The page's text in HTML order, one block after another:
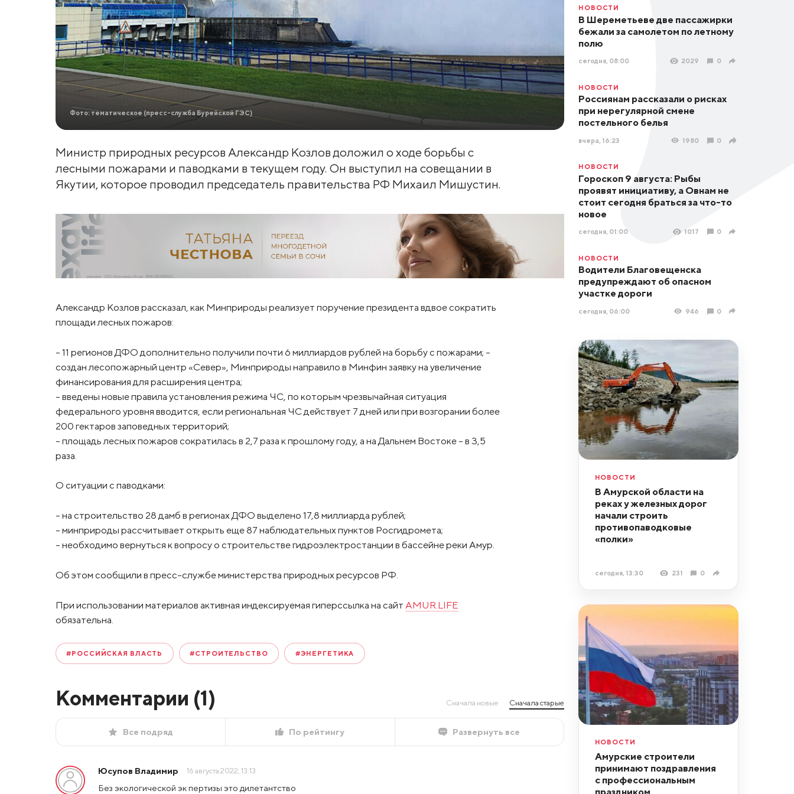
Фото: тематическое (пресс-служба Бурейской ГЭС)
Министр природных ресурсов Александр Козлов доложил о ходе борьбы с
лесными пожарами и паводками в текущем году. Он выступил на совещании в
Якутии, которое проводил председатель правительства РФ Михаил Мишустин.
Александр Козлов рассказал, как Минприроды реализует поручение президента вдвое сократить
площади лесных пожаров:
– 11 регионов ДФО дополнительно получили почти 6 миллиардов рублей на борьбу с пожарами; –
создан лесопожарный центр «Север», Минприроды направило в Минфин заявку на увеличение
финансирования для расширения центра;
– введены новые правила установления режима ЧС, по которым чрезвычайная ситуация
федерального уровня вводится, если региональная ЧС действует 7 дней или при возгорании более
200 гектаров заповедных территорий;
– площадь лесных пожаров сократилась в 2,7 раза к прошлому году, а на Дальнем Востоке – в 3,5
раза.
О ситуации с паводками:
– на строительство 28 дамб в регионах ДФО выделено 17,8 миллиарда рублей;
– минприроды рассчитывает открыть еще 87 наблюдательных пунктов Росгидромета;
– необходимо вернуться к вопросу о строительстве гидроэлектростанции в бассейне реки Амур.
Об этом сообщили в пресс-службе министерства природных ресурсов РФ.
При использовании материалов активная индексируемая гиперссылка на сайт AMUR.LIFE
обязательна.
#РОССИЙСКАЯ ВЛАСТЬ #СТРОИТЕЛЬСТВО #ЭНЕРГЕТИКА
Комментарии (1) Сначала новые Сначала старые
Все подряд По рейтингу Развернуть все
Юсупов Владимир 16 августа 2022, 13:13
Без экологической эк пертизы это дилетантство
НОВОСТИ
В Шереметьеве две пассажирки
бежали за самолетом по летному
полю
сегодня, 08:00 2029 0
НОВОСТИ
Россиянам рассказали о рисках
при нерегулярной смене
постельного белья
вчера, 16:23 1980 0
НОВОСТИ
Гороскоп 9 августа: Рыбы
проявят инициативу, а Овнам не
стоит сегодня браться за что-то
новое
сегодня, 01:00 1017 0
НОВОСТИ
Водители Благовещенска
предупреждают об опасном
участке дороги
сегодня, 06:00 946 0
НОВОСТИ
В Амурской области на
реках у железных дорог
начали строить
противопаводковые
«полки»
сегодня, 13:30 231 0
НОВОСТИ
Амурские строители
принимают поздравления
с профессиональным
праздником